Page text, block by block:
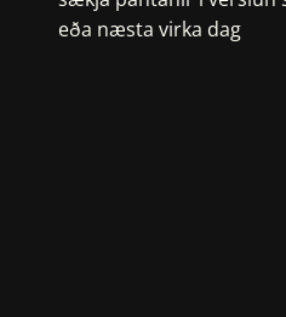
eða næsta virka dag